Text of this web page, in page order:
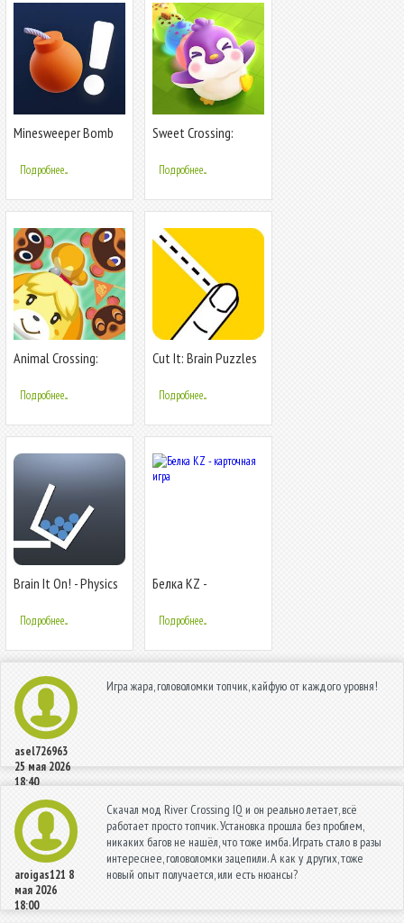
Minesweeper Bomb
Подробнее...
Sweet Crossing:
Подробнее...
Animal Crossing:
Подробнее...
Cut It: Brain Puzzles
Подробнее...
Brain It On! - Physics
Подробнее...
Белка KZ -
Подробнее...
asel726963
25 мая 2026
18:40
Игра жара, головоломки топчик, кайфую от каждого уровня!
aroigas121 8
мая 2026
18:00
Скачал мод River Crossing IQ и он реально летает, всё
работает просто топчик. Установка прошла без проблем,
никаких багов не нашёл, что тоже имба. Играть стало в разы
интереснее, головоломки зацепили. А как у других, тоже
новый опыт получается, или есть нюансы?